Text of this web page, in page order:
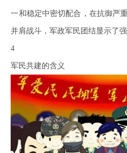
一和稳定中密切配合，在抗御严
并肩战斗，军政军民团结显示了强
4
军民共建的含义